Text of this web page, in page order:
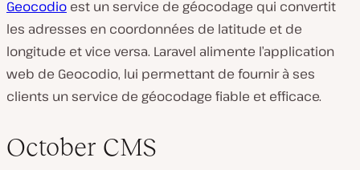
Geocodio est un service de géocodage qui convertit
les adresses en coordonnées de latitude et de
longitude et vice versa. Laravel alimente l’application
web de Geocodio, lui permettant de fournir à ses
clients un service de géocodage fiable et efficace.
October CMS